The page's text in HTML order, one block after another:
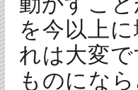
を今以上
れは大変
ものにな